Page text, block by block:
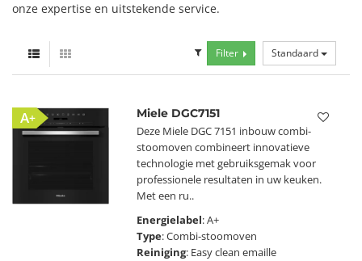
onze expertise en uitstekende service.
Filter Standaard
A+ Miele DGC7151
Deze Miele DGC 7151 inbouw combi-
stoomoven combineert innovatieve
technologie met gebruiksgemak voor
professionele resultaten in uw keuken.
Met een ru..
Energielabel: A+
Type: Combi-stoomoven
Reiniging: Easy clean emaille